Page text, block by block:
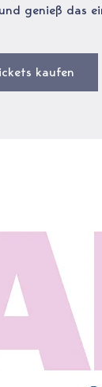
genieß das
kaufen